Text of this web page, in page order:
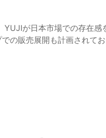
YUJIが日本市場での存在
の販売展開も計画されて